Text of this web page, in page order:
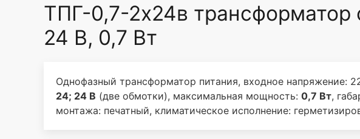
ТПГ-0,7-2х24в
24 В, 0,7 Вт
Однофазный трансформатор питания, входное напряжение:
24; 24 В (две обмотки), максимальная мощность: 0,7 Вт,
монтажа: печатный, климатическое исполнение: